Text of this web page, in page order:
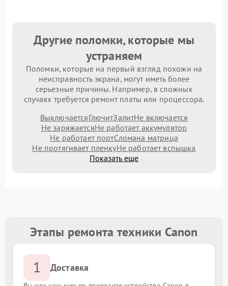
Другие поломки, которые мы
устраняем
Поломки, которые на первый взгляд похожи на
неисправность экрана, могут иметь более
серьезные причины. Например, в сложных
случаях требуется ремонт платы или процессора.
ВыключаетсяГлючитЗалитНе включается
Не заряжаетсяНе работает аккумулятор
Не работает портСломана матрица
Не протягивает пленкуНе работает вспышка
Показать еще
Этапы ремонта техники Canon
1 Доставка